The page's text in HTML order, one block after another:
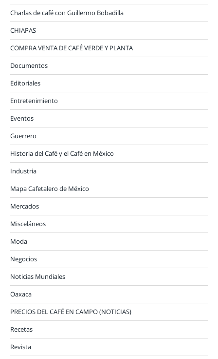
Charlas de café con Guillermo Bobadilla
CHIAPAS
COMPRA VENTA DE CAFÉ VERDE Y PLANTA
Documentos
Editoriales
Entretenimiento
Eventos
Guerrero
Historia del Café y el Café en México
Industria
Mapa Cafetalero de México
Mercados
Misceláneos
Moda
Negocios
Noticias Mundiales
Oaxaca
PRECIOS DEL CAFÉ EN CAMPO (NOTICIAS)
Recetas
Revista